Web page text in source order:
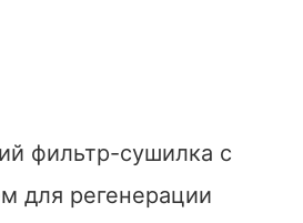
фильтр-сушилка с
для регенерации